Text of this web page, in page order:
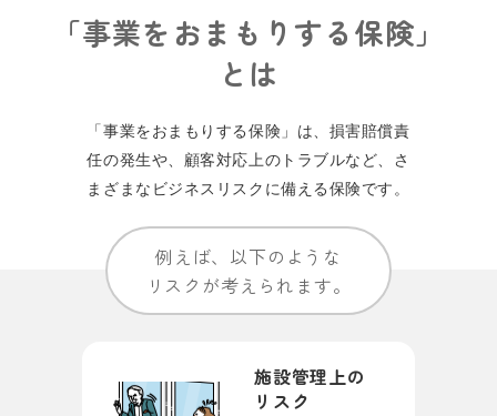
「事業をおまもりする保険」
とは
「事業をおまもりする保険」は、損害賠償責
任の発⽣や、顧客対応上のトラブルなど、 さ
まざまなビジネスリスクに備える保険です。
例えば、以下のような
リスクが考えられます。
施設管理上の
リスク